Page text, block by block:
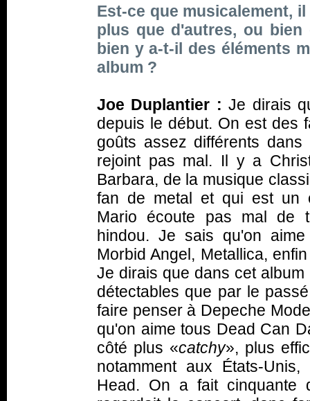
Est-ce que musicalement,
plus que d'autres, ou
bien y a-t-il des éléments
album ?
Joe Duplantier : Je dirais
depuis le début. On est des
goûts assez différents
rejoint pas mal. Il y a
Barbara, de la musique
fan de metal et qui est un
Mario écoute pas mal de
hindou. Je sais qu'on
Morbid Angel, Metallica,
Je dirais que dans cet
détectables que par le
faire penser à Depeche
qu'on aime tous Dead Can
côté plus «catchy», plus
notamment aux États-
Head. On a fait